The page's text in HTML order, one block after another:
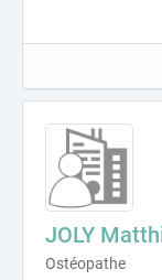
JOLY
Ostéopathe